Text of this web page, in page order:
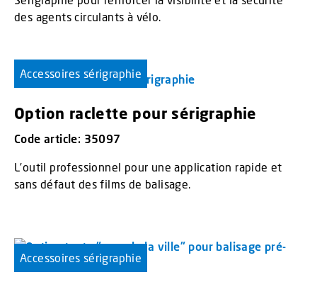
des agents circulants à vélo.
Accessoires sérigraphie
Option raclette pour sérigraphie
Code article: 35097
L’outil professionnel pour une application rapide et
sans défaut des films de balisage.
Accessoires sérigraphie